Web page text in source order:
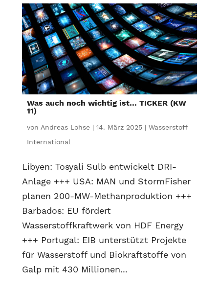
Was auch noch wichtig ist… TICKER (KW
11)
von Andreas Lohse| 14. März 2025| Wasserstoff
International
Libyen: Tosyali Sulb entwickelt DRI-
Anlage +++ USA: MAN und StormFisher
planen 200-MW-Methanproduktion +++
Barbados: EU fördert
Wasserstoffkraftwerk von HDF Energy
+++ Portugal: EIB unterstützt Projekte
für Wasserstoff und Biokraftstoffe von
Galp mit 430 Millionen...